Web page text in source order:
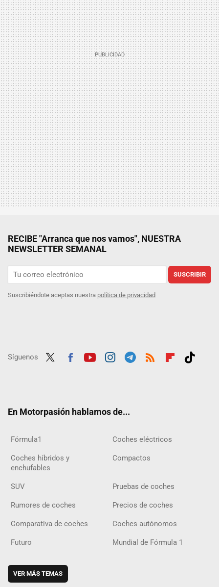
RECIBE "Arranca que nos vamos", NUESTRA
NEWSLETTER SEMANAL
SUSCRIBIR
Suscribiéndote aceptas nuestra política de privacidad
Síguenos
En Motorpasión hablamos de...
Fórmula1 Coches eléctricos
Coches híbridos y
enchufables
Compactos
SUV Pruebas de coches
Rumores de coches Precios de coches
Comparativa de coches Coches autónomos
Futuro Mundial de Fórmula 1
VER MÁS TEMAS